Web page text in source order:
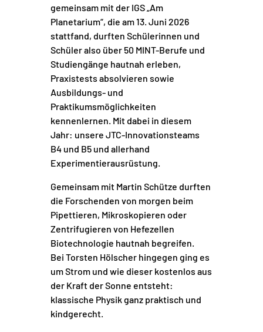
gemeinsam mit der IGS „Am
Planetarium“, die am 13. Juni 2026
stattfand, durften Schülerinnen und
Schüler also über 50 MINT-Berufe und
Studiengänge hautnah erleben,
Praxistests absolvieren sowie
Ausbildungs- und
Praktikumsmöglichkeiten
kennenlernen. Mit dabei in diesem
Jahr: unsere JTC-Innovationsteams
B4 und B5 und allerhand
Experimentierausrüstung.
Gemeinsam mit Martin Schütze durften
die Forschenden von morgen beim
Pipettieren, Mikroskopieren oder
Zentrifugieren von Hefezellen
Biotechnologie hautnah begreifen.
BeiTorsten Hölscher hingegen ging es
um Strom und wie dieser kostenlos aus
der Kraft der Sonne entsteht:
klassische Physik ganz praktisch und
kindgerecht.